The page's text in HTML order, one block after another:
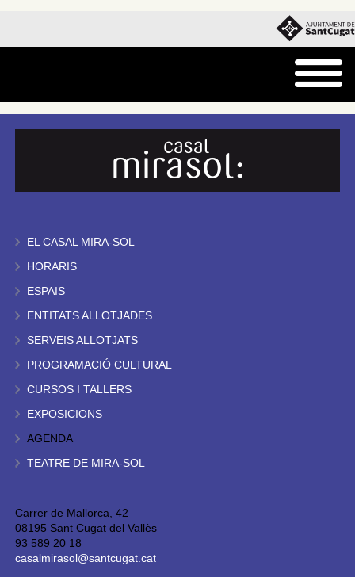
EL CASAL MIRA-SOL
HORARIS
ESPAIS
ENTITATS ALLOTJADES
SERVEIS ALLOTJATS
PROGRAMACIÓ CULTURAL
CURSOS I TALLERS
EXPOSICIONS
AGENDA
TEATRE DE MIRA-SOL
Carrer de Mallorca, 42
08195 Sant Cugat del Vallès
93 589 20 18
casalmirasol@santcugat.cat